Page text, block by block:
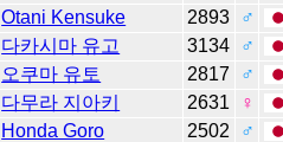
Otani Kensuke 2893
♂
다카시마 유고 3134
♂
오쿠마 유토 2817
♂
다무라 지아키 2631
♀
Honda Goro 2502
♂